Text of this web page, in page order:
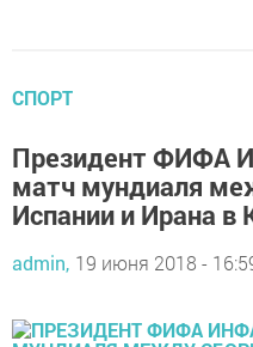
СПОРТ
Президент ФИФА
матч мундиаля
Испании и Ирана в
admin, 19 июня 2018 -